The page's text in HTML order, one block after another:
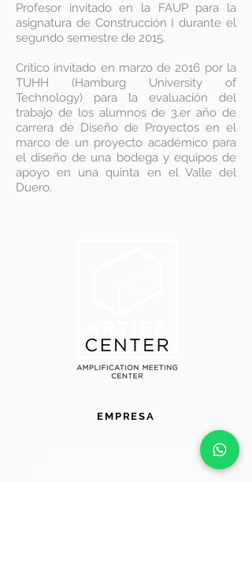
Profesor invitado en la FAUP para la
asignatura de Construcción I durante el
segundo semestre de 2015.
Crítico invitado en marzo de 2016 por la
TUHH (Hamburg University of
Technology) para la evaluación del
trabajo de los alumnos de 3.er año de
carrera de Diseño de Proyectos en el
marco de un proyecto académico para
el diseño de una bodega y equipos de
apoyo en una quinta en el Valle del
Duero.
EMPRESA
El Centro Europeo para Eventos
Amplificados ARTIGA apoya a todas las